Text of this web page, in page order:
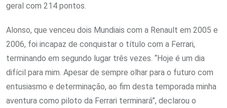
geral com 214 pontos.
Alonso, que venceu dois Mundiais com a Renault em 2005 e
2006, foi incapaz de conquistar o título com a Ferrari,
terminando em segundo lugar três vezes. “Hoje é um dia
difícil para mim. Apesar de sempre olhar para o futuro com
entusiasmo e determinação, ao fim desta temporada minha
aventura como piloto da Ferrari terminará”, declarou o